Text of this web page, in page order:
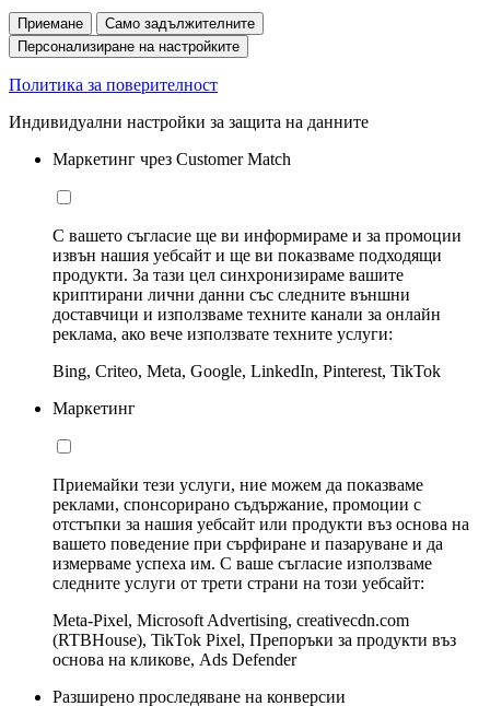
Приемане
Само задължителните
Персонализиране на настройките
Политика за поверителност
Индивидуални настройки за защита на данните
Маркетинг чрез Customer Match
С вашето съгласие ще ви информираме и за промоции
извън нашия уебсайт и ще ви показваме подходящи
продукти. За тази цел синхронизираме вашите
криптирани лични данни със следните външни
доставчици и използваме техните канали за онлайн
реклама, ако вече използвате техните услуги:
Bing, Criteo, Meta, Google, LinkedIn, Pinterest, TikTok
Маркетинг
Приемайки тези услуги, ние можем да показваме
реклами, спонсорирано съдържание, промоции с
отстъпки за нашия уебсайт или продукти въз основа на
вашето поведение при сърфиране и пазаруване и да
измерваме успеха им. С ваше съгласие използваме
следните услуги от трети страни на този уебсайт:
Meta-Pixel, Microsoft Advertising, creativecdn.com
(RTBHouse), TikTok Pixel, Препоръки за продукти въз
основа на кликове, Ads Defender
Разширено проследяване на конверсии